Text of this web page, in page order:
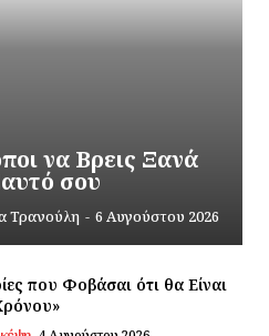
να Βρεις Ξανά
σου
Τρανούλη - 6 Αυγούστου 2026
που Φοβάσαι ότι θα Είναι